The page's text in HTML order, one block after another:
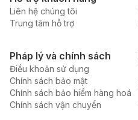
Liên hệ chúng tôi
Trung tâm hỗ trợ
Pháp lý và chính sách
Điều khoản sử dụng
Chính sách bảo mật
Chính sách bảo hiểm hàng hoá
Chính sách vận chuyển